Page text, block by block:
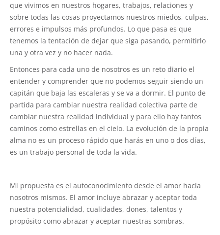
que vivimos en nuestros hogares, trabajos, relaciones y
sobre todas las cosas proyectamos nuestros miedos, culpas,
errores e impulsos más profundos. Lo que pasa es que
tenemos la tentación de dejar que siga pasando, permitirlo
una y otra vez y no hacer nada.
Entonces para cada uno de nosotros es un reto diario el
entender y comprender que no podemos seguir siendo un
capitán que baja las escaleras y se va a dormir. El punto de
partida para cambiar nuestra realidad colectiva parte de
cambiar nuestra realidad individual y para ello hay tantos
caminos como estrellas en el cielo. La evolución de la propia
alma no es un proceso rápido que harás en uno o dos días,
es un trabajo personal de toda la vida.
Mi propuesta es el autoconocimiento desde el amor hacia
nosotros mismos. El amor incluye abrazar y aceptar toda
nuestra potencialidad, cualidades, dones, talentos y
propósito como abrazar y aceptar nuestras sombras.